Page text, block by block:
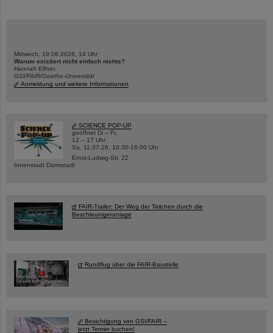
Mittwoch, 19.08.2026, 14 Uhr
Warum existiert nicht einfach nichts?
Hannah Elfner,
GSI/FAIR/Goethe-Universität
Anmeldung und weitere Informationen
SCIENCE POP-UP
geöffnet Di – Fr,
12 – 17 Uhr
Sa, 11.07.26, 10:30-16:00 Uhr
Ernst-Ludwig-Str. 22
Innenstadt Darmstadt
FAIR-Trailer: Der Weg der Teilchen durch die
Beschleunigeranlage
Rundflug über die FAIR-Baustelle
Besichtigung von GSI/FAIR –
jetzt Termin buchen!